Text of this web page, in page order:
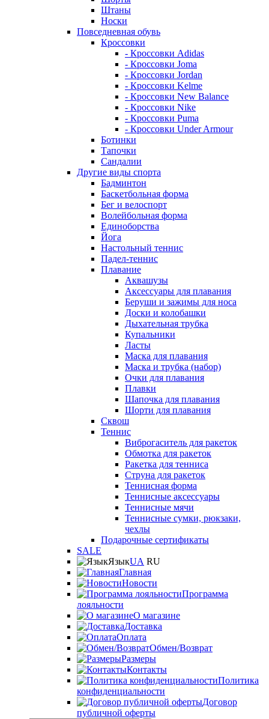
Штаны
Носки
Повседневная обувь
Кроссовки
- Кроссовки Adidas
- Кроссовки Joma
- Кроссовки Jordan
- Кроссовки Kelme
- Кроссовки New Balance
- Кроссовки Nike
- Кроссовки Puma
- Кроссовки Under Armour
Ботинки
Тапочки
Сандалии
Другие виды спорта
Бадминтон
Баскетбольная форма
Бег и велоспорт
Волейбольная форма
Единоборства
Йога
Настольный теннис
Падел-теннис
Плавание
Аквашузы
Аксессуары для плавания
Беруши и зажимы для носа
Доски и колобашки
Дыхательная трубка
Купальники
Ласты
Маска для плавания
Маска и трубка (набор)
Очки для плавания
Плавки
Шапочка для плавания
Шорти для плавания
Сквош
Теннис
Виброгаситель для ракеток
Обмотка для ракеток
Ракетка для тенниса
Струна для ракеток
Теннисная форма
Теннисные аксессуары
Теннисные мячи
Теннисные сумки, рюкзаки,
чехлы
Подарочные сертификаты
SALE
ЯзыкUA RU
Главная
Новости
Программа
лояльности
О магазине
Доставка
Оплата
Обмен/Возврат
Размеры
Контакты
Политика
конфиденциальности
Договор
публичной оферты